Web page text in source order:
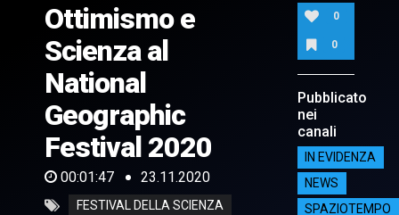
47
seconds
Ottimismo e
Scienza al
National
Geographic
Festival 2020
00:01:47 23.11.2020
FESTIVAL DELLA SCIENZA
0
0
Pubblicato
nei
canali
IN EVIDENZA
NEWS
SPAZIOTEMPO